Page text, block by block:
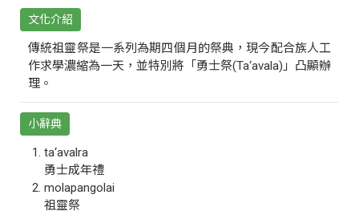
文化介紹
傳統祖靈祭是一系列為期四個月的祭典，現今配合族人工
作求學濃縮為一天，並特別將「勇士祭(Ta‘avala)」凸顯辦
理。
小辭典
ta‘avalra
勇士成年禮
molapangolai
祖靈祭